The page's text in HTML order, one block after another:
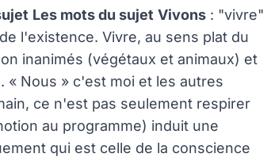
Les mots du sujet Vivons : "vivre"
l'existence. Vivre, au sens plat du
inanimés (végétaux et animaux) et
« Nous » c'est moi et les autres
ce n'est pas seulement respirer
au programme) induit une
qui est celle de la conscience